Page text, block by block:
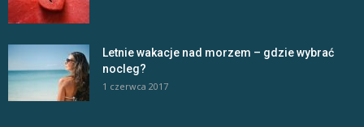
Letnie wakacje nad morzem – gdzie wybrać
nocleg?
1 czerwca 2017